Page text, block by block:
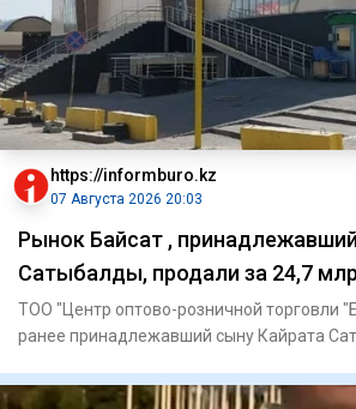
https://informburo.kz
07 Августа 2026 20:03
Рынок Байсат ,
Сатыбалды, продали за 24,7
ТОО "Центр оптово-розничной торговли
ранее принадлежавший сыну Кайрата